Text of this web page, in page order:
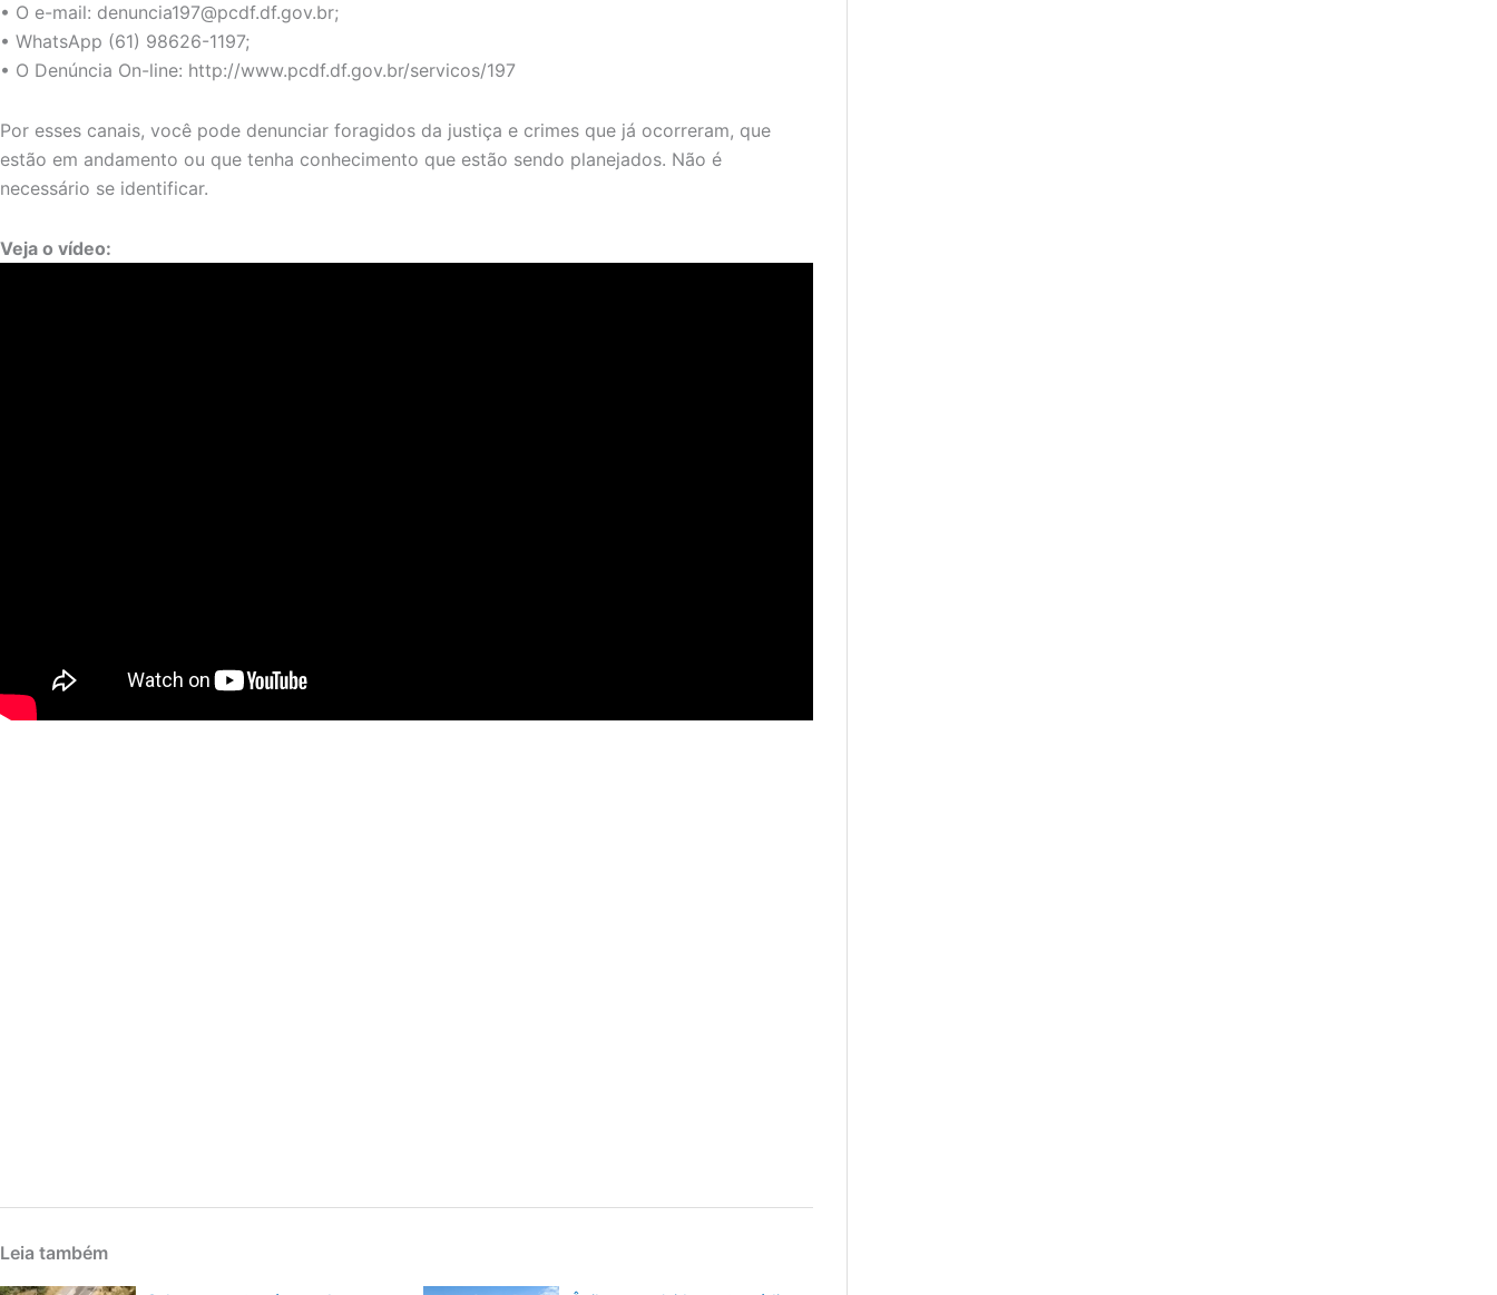
• O e-mail: denuncia197@pcdf.df.gov.br;
• WhatsApp (61) 98626-1197;
• O Denúncia On-line: http://www.pcdf.df.gov.br/servicos/197
Por esses canais, você pode denunciar foragidos da justiça e crimes que já ocorreram, que
estão em andamento ou que tenha conhecimento que estão sendo planejados. Não é
necessário se identificar.
Veja o vídeo:
Leia também